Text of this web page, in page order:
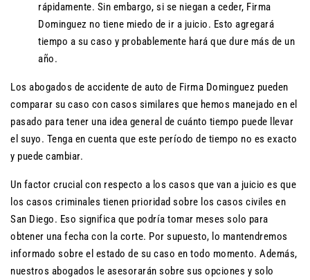
rápidamente. Sin embargo, si se niegan a ceder, Firma
Dominguez no tiene miedo de ir a juicio. Esto agregará
tiempo a su caso y probablemente hará que dure más de un
año.
Los abogados de accidente de auto de Firma Dominguez pueden
comparar su caso con casos similares que hemos manejado en el
pasado para tener una idea general de cuánto tiempo puede llevar
el suyo. Tenga en cuenta que este período de tiempo no es exacto
y puede cambiar.
Un factor crucial con respecto a los casos que van a juicio es que
los casos criminales tienen prioridad sobre los casos civiles en
San Diego. Eso significa que podría tomar meses solo para
obtener una fecha con la corte. Por supuesto, lo mantendremos
informado sobre el estado de su caso en todo momento. Además,
nuestros abogados le asesorarán sobre sus opciones y solo